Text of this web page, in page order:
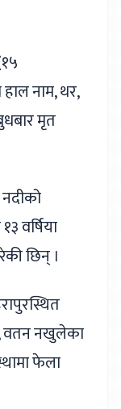
नाम, थर,
मृत
वर्षिया
छिन् ।
वतन नखुलेका
फेला